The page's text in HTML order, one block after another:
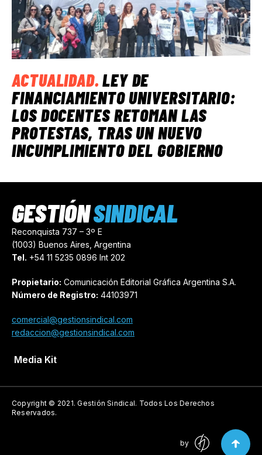
ACTUALIDAD.LEY DE
FINANCIAMIENTO UNIVERSITARIO:
LOS DOCENTES RETOMAN LAS
PROTESTAS, TRAS UN NUEVO
INCUMPLIMIENTO DEL GOBIERNO
Reconquista 737 – 3º E
(1003) Buenos Aires, Argentina
Tel. +54 11 5235 0896 Int 202
Propietario: Comunicación Editorial Gráfica Argentina S.A.
Número de Registro: 44103971
comercial@gestionsindical.com
redaccion@gestionsindical.com
Media Kit
GESTIÓNSINDICAL
Copyright © 2021.Gestión Sindical. Todos Los Derechos
Reservados.
by